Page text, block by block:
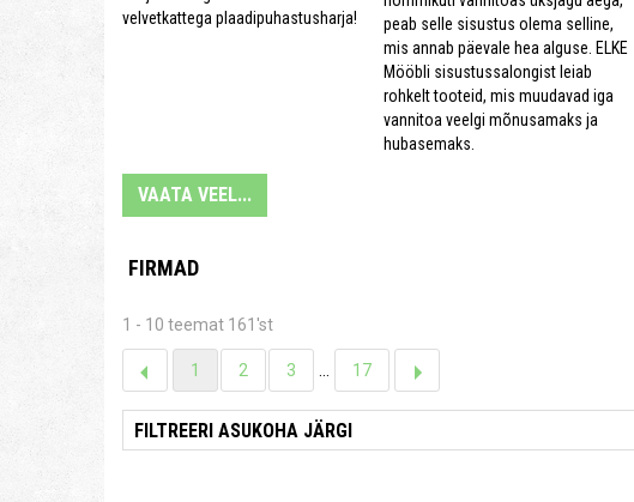
velvetkattega plaadipuhastusharja!
peab selle sisustus olema selline,
mis annab päevale hea alguse. ELKE
Mööbli sisustussalongist leiab
rohkelt tooteid, mis muudavad iga
vannitoa veelgi mõnusamaks ja
hubasemaks.
VAATA VEEL...
FIRMAD
1 - 10 teemat 161'st
1 2 3 ... 17